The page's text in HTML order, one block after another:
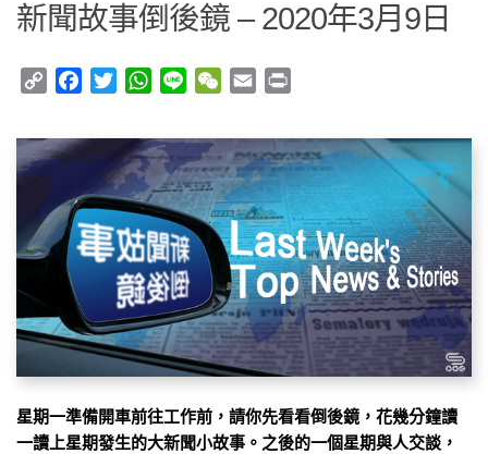
新聞故事倒後鏡 – 2020年3月9日
Copy
Facebook
TwitterWhatsApp
Line WeChat
Email
星期一準備開車前往工作前，請你先看看倒後鏡，花幾分鐘讀
一讀上星期發生的大新聞小故事。之後的一個星期與人交談，